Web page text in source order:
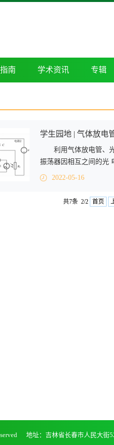
南 学术资讯 专辑
学生园地 | 气体放电
利用气体放电管、
振荡器因相互之间的光
2022-05-16
共7条 2/2 首页
地址：吉林省长春市人民大